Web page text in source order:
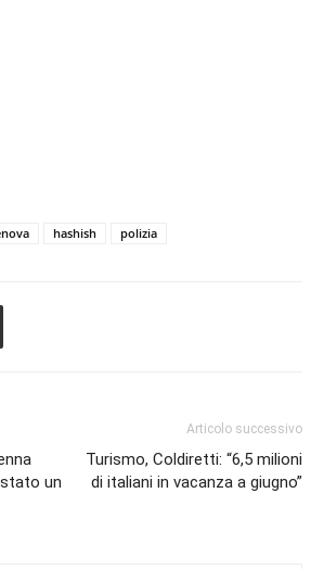
hashish polizia
un
Articolo successivo
Turismo, Coldiretti: “6,5 milioni
di italiani in vacanza a giugno”